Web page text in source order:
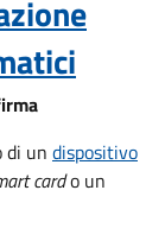
di un dispositivo
cardo un